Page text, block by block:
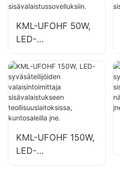
KML-UFOHF 50W,
LED-
korkeasäteilijöiden
valaisintoimittaja
teollisuuslaitoksiin,
varastoihin ja
muihin
sisävalaistussovellu
ksiin.
KML-UFOHF 150W,
LED-
syväsäteilijöiden